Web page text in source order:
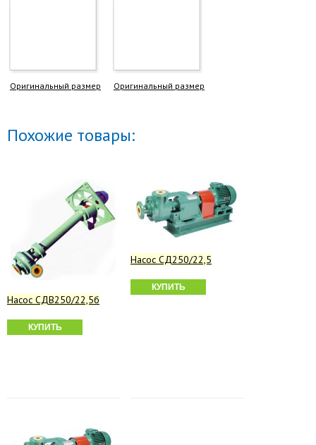
Оригинальный размер Оригинальный размер
Похожие товары:
Насос СДВ250/22,5б
КУПИТЬ
Насос СД250/22,5
КУПИТЬ